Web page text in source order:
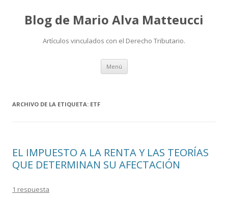
Blog de Mario Alva Matteucci
Artículos vinculados con el Derecho Tributario.
Menú Ir
contenido
ARCHIVO DE LA ETIQUETA: ETF
EL IMPUESTO A LA RENTA Y LAS TEORÍAS
QUE DETERMINAN SU AFECTACIÓN
1 respuesta